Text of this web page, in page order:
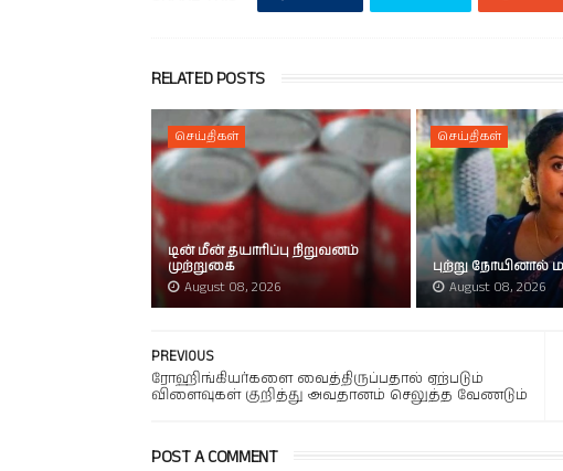
RELATED POSTS
செய்திகள்
டின் மீன் தயாரிப்பு நிறுவனம்
முற்றுகை
August 08, 2026
செய்திகள்
புற்று
August 08, 2026
PREVIOUS
ரோஹிங்கியர்களை வைத்திருப்பதால் ஏற்படும்
விளைவுகள் குறித்து அவதானம் செலுத்த வேணடும்
POST A COMMENT